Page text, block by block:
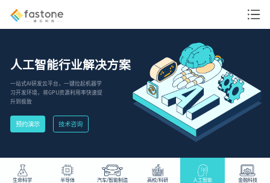
人工智能行业解决方案
一站式AI研发云平台，一键拉起机器学
习开发环境，将GPU资源利用率快速提
升到极致
预约演示 技术咨询
生命科学 半导体 汽车/智能制造 高校/科研 人工智能 金融科技